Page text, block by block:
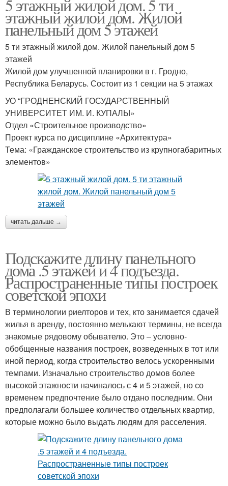
5 этажный жилой дом. 5 ти
этажный жилой дом. Жилой
панельный дом 5 этажей
5 ти этажный жилой дом. Жилой панельный дом 5
этажей
Жилой дом улучшенной планировки в г. Гродно,
Республика Беларусь. Состоит из 1 секции на 5 этажах
УО “ГРОДНЕНСКИЙ ГОСУДАРСТВЕННЫЙ
УНИВЕРСИТЕТ ИМ. И. КУПАЛЫ»
Отдел «Строительное производство»
Проект курса по дисциплине «Архитектура»
Тема: «Гражданское строительство из крупногабаритных
элементов»
читать дальше →
Подскажите длину панельного
дома .5 этажей и 4 подъезда.
Распространенные типы построек
советской эпохи
В терминологии риелторов и тех, кто занимается сдачей
жилья в аренду, постоянно мелькают термины, не всегда
знакомые рядовому обывателю. Это – условно-
обобщенные названия построек, возведенных в тот или
иной период, когда строительство велось ускоренными
темпами. Изначально строительство домов более
высокой этажности начиналось с 4 и 5 этажей, но со
временем предпочтение было отдано последним. Они
предполагали большее количество отдельных квартир,
которые можно было выдать людям для расселения.